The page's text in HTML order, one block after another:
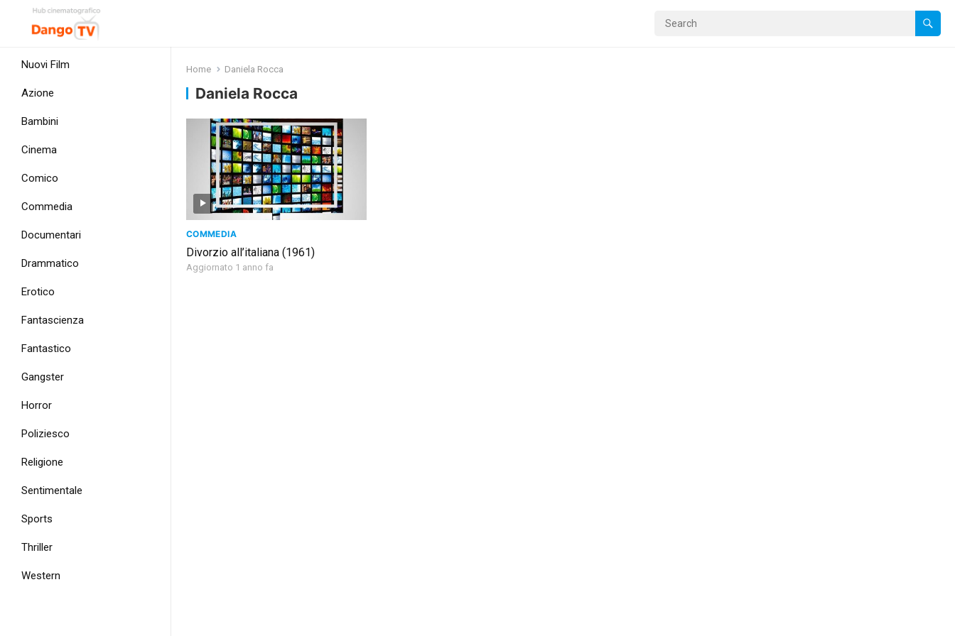
Nuovi Film
Azione
Bambini
Cinema
Comico
Commedia
Documentari
Drammatico
Erotico
Fantascienza
Fantastico
Gangster
Horror
Poliziesco
Religione
Sentimentale
Sports
Thriller
Western
Home Daniela Rocca
Daniela Rocca
COMMEDIA
Divorzio all’italiana (1961)
Aggiornato 1 anno fa